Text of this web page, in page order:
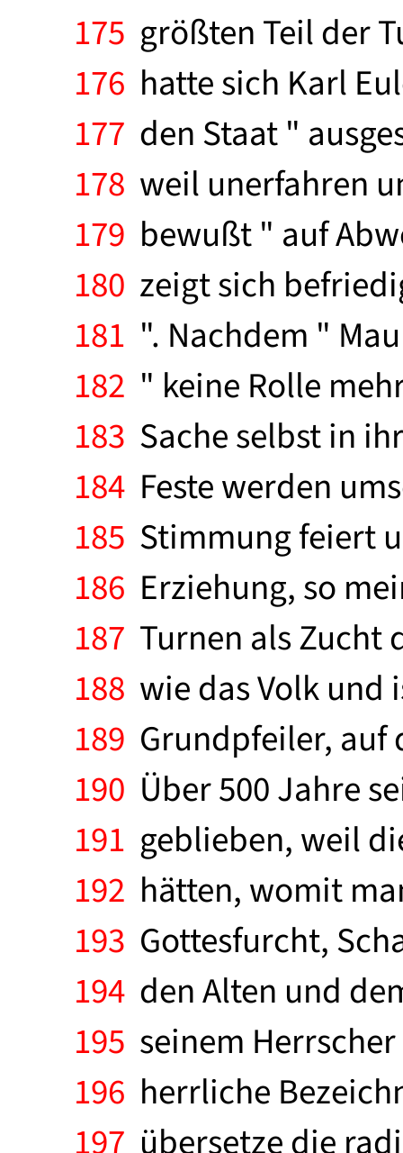
175 größten Teil der
176 hatte sich Karl
177 den Staat "
178 weil unerfahren
179 bewußt " auf
180 zeigt sich
181 ". Nachdem "
182 " keine Rolle
183 Sache selbst in
184 Feste werden
185 Stimmung feiert
186 Erziehung, so
187 Turnen als Zucht
188 wie das Volk
189 Grundpfeiler, auf
190 Über 500 Jahre
191 geblieben, weil
192 hätten, womit
193 Gottesfurcht,
194 den Alten und
195 seinem
196 herrliche